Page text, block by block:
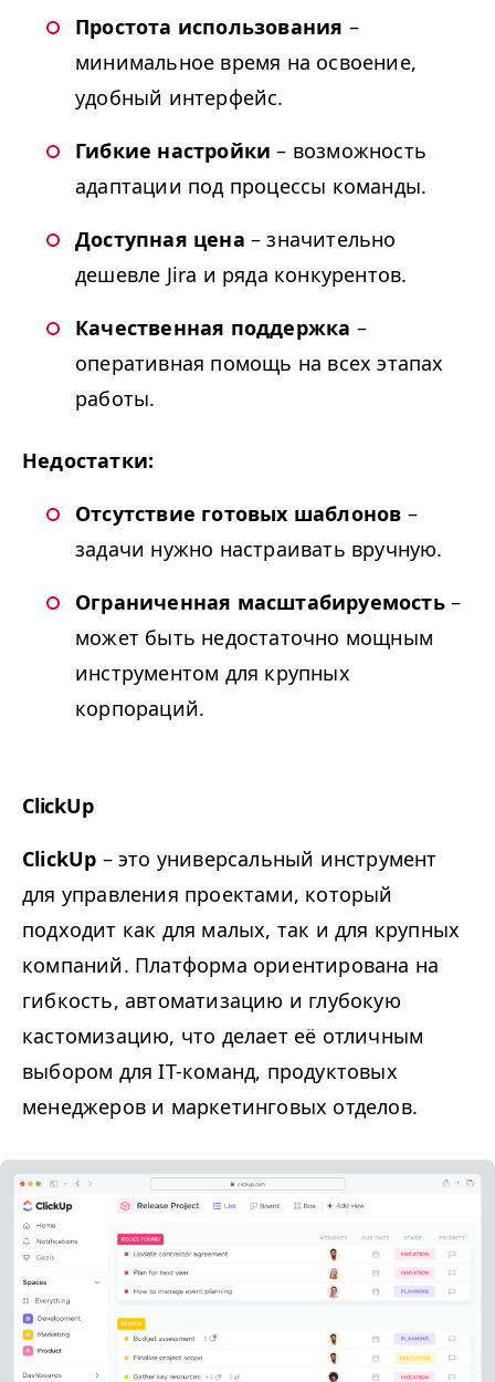
Простота использования –
минимальное время на освоение,
удобный интерфейс.
Гибкие настройки – возможность
адаптации под процессы команды.
Доступная цена – значительно
дешевле Jira и ряда конкурентов.
Качественная поддержка –
оперативная помощь на всех этапах
работы.
Недостатки:
Отсутствие готовых шаблонов –
задачи нужно настраивать вручную.
Ограниченная масштабируемость–
может быть недостаточно мощным
инструментом для крупных
корпораций.
ClickUp
ClickUp – это универсальный инструмент
для управления проектами, который
подходит как для малых, так и для крупных
компаний. Платформа ориентирована на
гибкость, автоматизацию и глубокую
кастомизацию, что делает её отличным
выбором для IT-команд, продуктовых
менеджеров и маркетинговых отделов.